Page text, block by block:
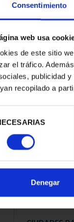
Consentimiento
web usa
de este sitio
el tráfico.
publicidad
recopilado a
Denegar
ORDENAR POR:
1 Productos